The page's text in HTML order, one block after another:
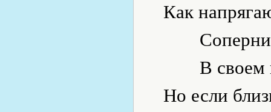
Как
В своем
Но если